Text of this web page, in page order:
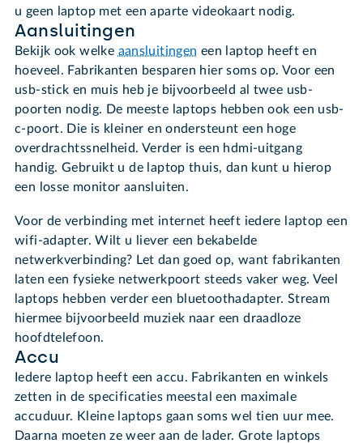
u geen laptop met een aparte videokaart nodig.
Aansluitingen
Bekijk ook welke aansluitingen een laptop heeft en
hoeveel. Fabrikanten besparen hier soms op. Voor een
usb-stick en muis heb je bijvoorbeeld al twee usb-
poorten nodig. De meeste laptops hebben ook een usb-
c-poort. Die is kleiner en ondersteunt een hoge
overdrachtssnelheid. Verder is een hdmi-uitgang
handig. Gebruikt u de laptop thuis, dan kunt u hierop
een losse monitor aansluiten.
Voor de verbinding met internet heeft iedere laptop een
wifi-adapter. Wilt u liever een bekabelde
netwerkverbinding? Let dan goed op, want fabrikanten
laten een fysieke netwerkpoort steeds vaker weg. Veel
laptops hebben verder een bluetoothadapter. Stream
hiermee bijvoorbeeld muziek naar een draadloze
hoofdtelefoon.
Accu
Iedere laptop heeft een accu. Fabrikanten en winkels
zetten in de specificaties meestal een maximale
accuduur. Kleine laptops gaan soms wel tien uur mee.
Daarna moeten ze weer aan de lader. Grote laptops